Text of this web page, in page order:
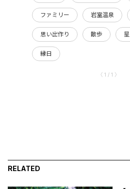
ファミリー 岩室温泉
思い出作り 散歩 星
縁日
〈 1 / 1 〉
RELATED